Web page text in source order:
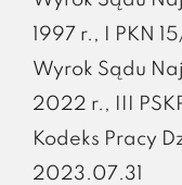
1997 r., I PKN
Wyrok Sądu
2022 r., III
Kodeks Pracy
2023.07.31